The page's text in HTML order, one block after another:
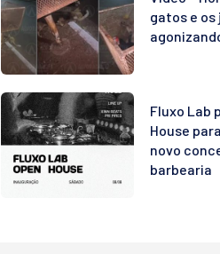
gatos e os
Fluxo Lab
House
novo
barbearia